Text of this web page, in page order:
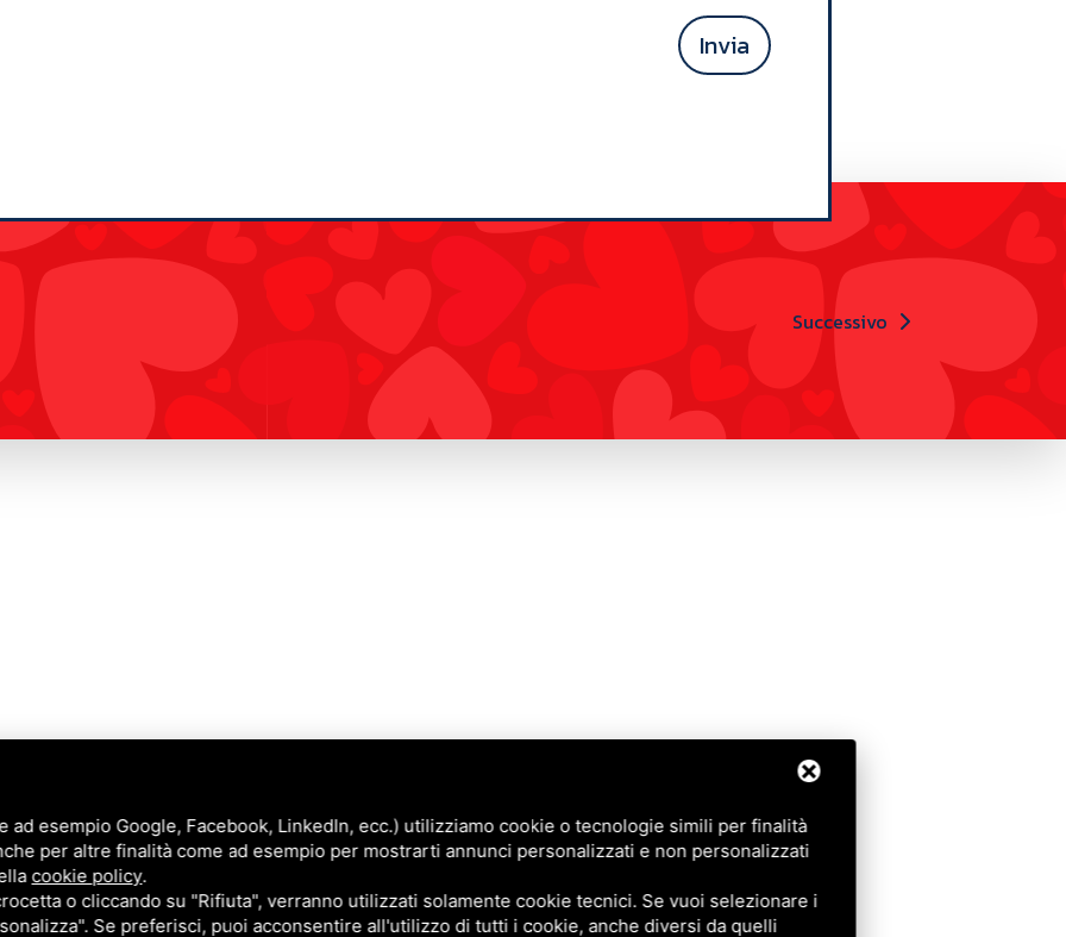
ad esempio Google, Facebook, LinkedIn, ecc.) utilizziamo cookie o tecnologie simili per finalità
per altre finalità come ad esempio per mostrarti annunci personalizzati e non personalizzati
cookie policy.
o cliccando su "Rifiuta", verranno utilizzati solamente cookie tecnici. Se vuoi selezionare i
Se preferisci, puoi acconsentire all'utilizzo di tutti i cookie, anche diversi da quelli
Invia
Successivo
Annunci
Contatti